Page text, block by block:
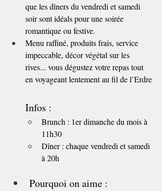
que les dîners du vendredi et samedi
soir sont idéals pour une soirée
romantique ou festive.
Menu raffiné, produits frais, service
impeccable, décor végétal sur les
rives... vous dégustez votre repas tout
en voyageant lentement au fil de l’Erdre
Infos :
Brunch : 1er dimanche du mois à
11h30
Dîner : chaque vendredi et samedi
à 20h
Pourquoi on aime :